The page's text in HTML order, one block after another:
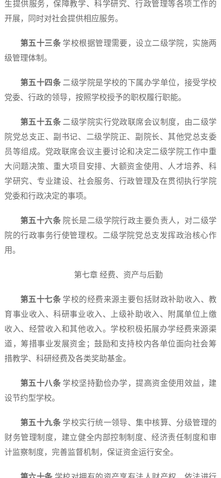
生提供服务，保障教学、科学研究、行政管理等各项工作的
开展，同时对社会提供相应服务。
第五十三条 学校根据管理需要，设立二级学院，实施两
级管理体制。
第五十四条 二级学院是学校的下属办学单位，接受学校
党委、行政的领导，按照学校授予的职权履行职能。
第五十五条 二级学院实行党政联席会议制度，由二级学
院党总支正、副书记、二级学院正、副院长、其他党总支委
员等组成。党政联席会议主要讨论和决定二级学院工作中重
大问题决策、重大项目安排、大额资金使用、人才培养、科
学研究、专业建设、社会服务、行政管理及在贯彻执行学院
党委和行政决定的事项。
第五十六条 院长是二级学院行政主要负责人，对二级学
院的行政事务行使管理权。二级学院党总支发挥政治核心作
用。
第七章 经费、资产与后勤
第五十七条 学校的经费来源主要包括财政补助收入、教
育事业收入、科研事业收入、上级补助收入、附属单位上缴
收入、经营收入和其他收入。学校积极拓展办学经费来源渠
道，筹措事业发展资金；鼓励和支持校内各单位面向社会筹
措教学、科研经费及各类奖助基金。
第五十八条 学校坚持勤俭办学，提高资金使用效益，建
设节约型学校。
第五十九条 学校实行统一领导、集中核算、分级管理的
财务管理制度，建立健全内部控制制度、经济责任制度和审
计监察制度，完善监督机制，保证资金运行安全。